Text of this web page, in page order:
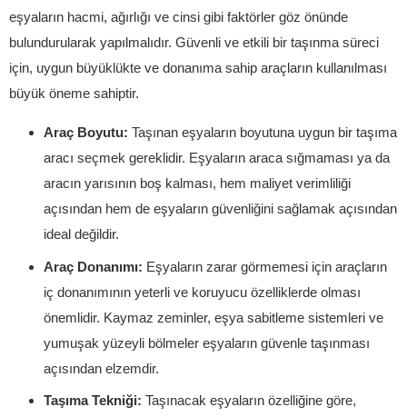
eşyaların hacmi, ağırlığı ve cinsi gibi faktörler göz önünde
bulundurularak yapılmalıdır. Güvenli ve etkili bir taşınma süreci
için, uygun büyüklükte ve donanıma sahip araçların kullanılması
büyük öneme sahiptir.
Araç Boyutu: Taşınan eşyaların boyutuna uygun bir taşıma
aracı seçmek gereklidir. Eşyaların araca sığmaması ya da
aracın yarısının boş kalması, hem maliyet verimliliği
açısından hem de eşyaların güvenliğini sağlamak açısından
ideal değildir.
Araç Donanımı: Eşyaların zarar görmemesi için araçların
iç donanımının yeterli ve koruyucu özelliklerde olması
önemlidir. Kaymaz zeminler, eşya sabitleme sistemleri ve
yumuşak yüzeyli bölmeler eşyaların güvenle taşınması
açısından elzemdir.
Taşıma Tekniği: Taşınacak eşyaların özelliğine göre,